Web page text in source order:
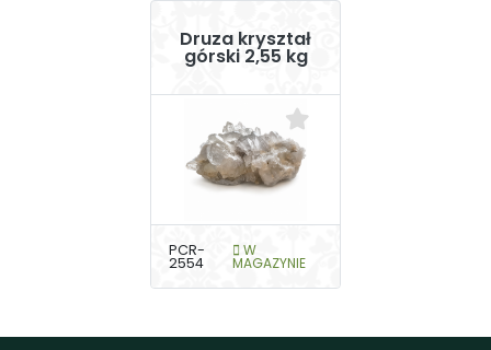
Druza kryształ
górski 2,55 kg
PCR-
2554
W
MAGAZYNIE